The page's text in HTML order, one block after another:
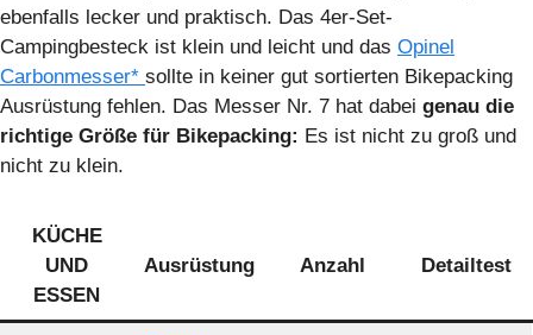
ebenfalls lecker und praktisch. Das 4er-Set-
Campingbesteck ist klein und leicht und das Opinel
Carbonmesser* sollte in keiner gut sortierten Bikepacking
Ausrüstung fehlen. Das Messer Nr. 7 hat dabei genau die
richtige Größe für Bikepacking: Es ist nicht zu groß und
nicht zu klein.
KÜCHE
UND
ESSEN
Ausrüstung Anzahl Detailtest